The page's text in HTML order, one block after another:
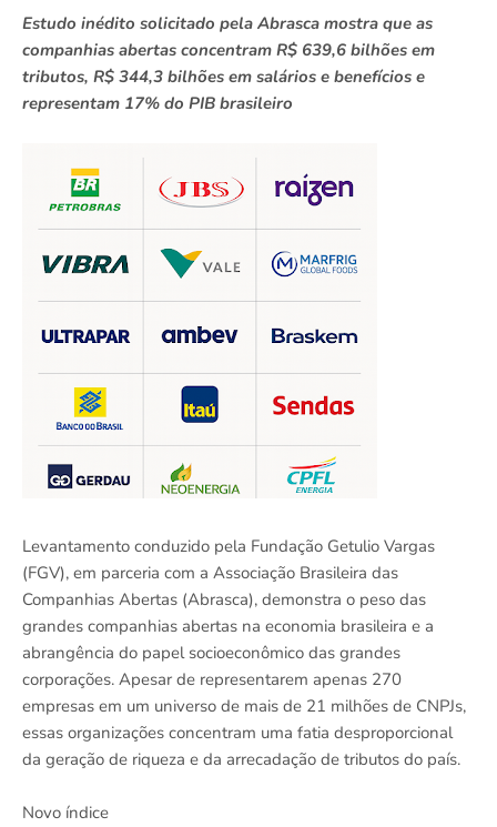
Estudo inédito solicitado pela Abrasca mostra que as
companhias abertas concentram R$ 639,6 bilhões em
tributos, R$ 344,3 bilhões em salários e benefícios e
representam 17% do PIB brasileiro
Levantamento conduzido pela Fundação Getulio Vargas
(FGV), em parceria com a Associação Brasileira das
Companhias Abertas (Abrasca), demonstra o peso das
grandes companhias abertas na economia brasileira e a
abrangência do papel socioeconômico das grandes
corporações. Apesar de representarem apenas 270
empresas em um universo de mais de 21 milhões de CNPJs,
essas organizações concentram uma fatia desproporcional
da geração de riqueza e da arrecadação de tributos do país.
Novo índice